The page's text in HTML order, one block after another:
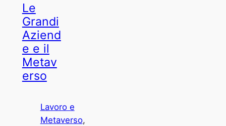
Le
Grandi
Aziend
e e il
Metav
erso
Lavoro e
Metaverso